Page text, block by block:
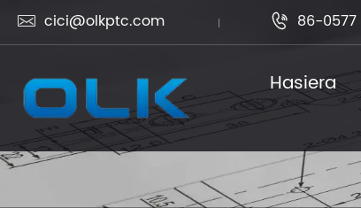
 cici@olkptc.com  86-0577
Hasiera